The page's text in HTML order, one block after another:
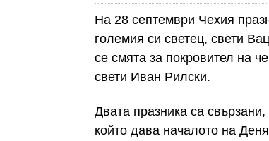
На 28 септември Чехия
големия си светец, свети
се смята за покровител на
свети Иван Рилски.
Двата празника са
който дава началото на